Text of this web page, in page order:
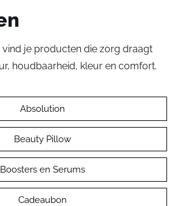
vind je producten die zorg draagt
houdbaarheid, kleur en comfort.
Absolution
Beauty Pillow
Boosters en Serums
Cadeaubon